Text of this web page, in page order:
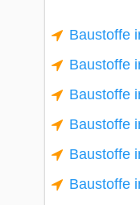
Baustoffe
Baustoffe
Baustoffe
Baustoffe
Baustoffe
Baustoffe